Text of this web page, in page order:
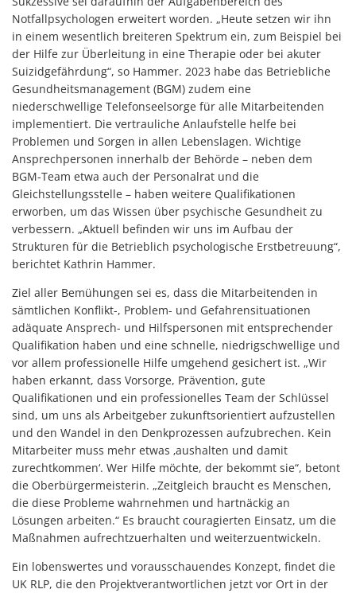
Notfallpsychologen erweitert worden. „Heute setzen wir ihn
in einem wesentlich breiteren Spektrum ein, zum Beispiel bei
der Hilfe zur Überleitung in eine Therapie oder bei akuter
Suizidgefährdung“, so Hammer. 2023 habe das Betriebliche
Gesundheitsmanagement (BGM) zudem eine
niederschwellige Telefonseelsorge für alle Mitarbeitenden
implementiert. Die vertrauliche Anlaufstelle helfe bei
Problemen und Sorgen in allen Lebenslagen. Wichtige
Ansprechpersonen innerhalb der Behörde – neben dem
BGM-Team etwa auch der Personalrat und die
Gleichstellungsstelle – haben weitere Qualifikationen
erworben, um das Wissen über psychische Gesundheit zu
verbessern. „Aktuell befinden wir uns im Aufbau der
Strukturen für die Betrieblich psychologische Erstbetreuung“,
berichtet Kathrin Hammer.
Ziel aller Bemühungen sei es, dass die Mitarbeitenden in
sämtlichen Konflikt-, Problem- und Gefahrensituationen
adäquate Ansprech- und Hilfspersonen mit entsprechender
Qualifikation haben und eine schnelle, niedrigschwellige und
vor allem professionelle Hilfe umgehend gesichert ist. „Wir
haben erkannt, dass Vorsorge, Prävention, gute
Qualifikationen und ein professionelles Team der Schlüssel
sind, um uns als Arbeitgeber zukunftsorientiert aufzustellen
und den Wandel in den Denkprozessen aufzubrechen. Kein
Mitarbeiter muss mehr etwas ‚aushalten und damit
zurechtkommen‘. Wer Hilfe möchte, der bekommt sie“, betont
die Oberbürgermeisterin. „Zeitgleich braucht es Menschen,
die diese Probleme wahrnehmen und hartnäckig an
Lösungen arbeiten.“ Es braucht couragierten Einsatz, um die
Maßnahmen aufrechtzuerhalten und weiterzuentwickeln.
Ein lobenswertes und vorausschauendes Konzept, findet die
UK RLP, die den Projektverantwortlichen jetzt vor Ort in der